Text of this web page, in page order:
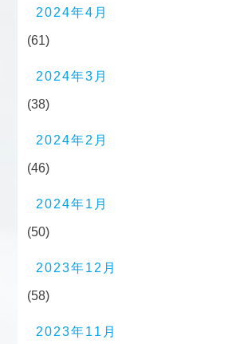
2024年4月
(61)
2024年3月
(38)
2024年2月
(46)
2024年1月
(50)
2023年12月
(58)
2023年11月